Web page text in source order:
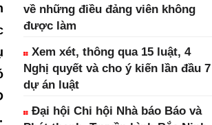
về những điều đảng viên không
được làm
Xem xét, thông qua 15 luật, 4
Nghị quyết và cho ý kiến lần đầu 7
dự án luật
Đại hội Chi hội Nhà báo Báo và